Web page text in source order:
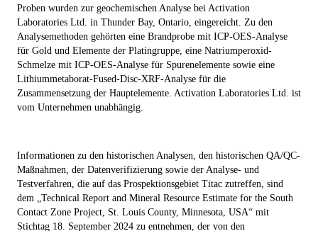
Proben wurden zur geochemischen Analyse bei Activation
Laboratories Ltd. in Thunder Bay, Ontario, eingereicht. Zu den
Analysemethoden gehörten eine Brandprobe mit ICP-OES-Analyse
für Gold und Elemente der Platingruppe, eine Natriumperoxid-
Schmelze mit ICP-OES-Analyse für Spurenelemente sowie eine
Lithiummetaborat-Fused-Disc-XRF-Analyse für die
Zusammensetzung der Hauptelemente. Activation Laboratories Ltd. ist
vom Unternehmen unabhängig.
Informationen zu den historischen Analysen, den historischen QA/QC-
Maßnahmen, der Datenverifizierung sowie der Analyse- und
Testverfahren, die auf das Prospektionsgebiet Titac zutreffen, sind
dem „Technical Report and Mineral Resource Estimate for the South
Contact Zone Project, St. Louis County, Minnesota, USA“ mit
Stichtag 18. September 2024 zu entnehmen, der von den